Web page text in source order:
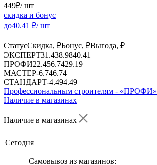
449₽/ шт
скидка и бонус
до40.41 ₽/ шт
СтатусСкидка, ₽Бонус, ₽Выгода, ₽
ЭКСПЕРТ31.438.9840.41
ПРОФИ22.456.7429.19
МАСТЕР-6.746.74
СТАНДАРТ-4.494.49
Профессиональным строителям - «ПРОФИ»
Наличие в магазинах
Наличие в магазинах
Сегодня
Самовывоз из магазинов: